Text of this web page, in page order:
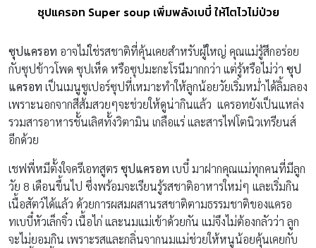
ซุปแครอท Super soup เพิ่มพลังเบบี๋ ให้โตไวไม่ป่วย
ซุปแครอท อาจไม่ใช่รสชาติที่คุ้นเคยสำหรับผู้ใหญ่ คุณแม่รู้สึกอร่อย
กับซุปข้าวโพด ซุปเห็ด หรือซุปมะกะโรนีมากกว่า แต่รู้หรือไม่ว่า ซุป
แครอท เป็นเมนูซูเปอร์ซุปที่เหมาะทำให้ลูกน้อยวัยเริ่มหม่ำได้ลิ้มลอง
เพราะนอกจากสีส้มสวยๆจะช่วยให้ดูน่ากินแล้ว แครอทยังเป็นแหล่ง
รวมสารอาหารชั้นเลิศทั้งวิตามิน เกลือแร่ และสารไฟโตนิวเทรียนส์
อีกด้วย
เชฟพี่หมีตั้งใจครีเอทสูตรซุปแครอท เบบี๋ มาฝากคุณแม่ทุกคนที่มีลูก
วัย 8 เดือนขึ้นไป ซึ่งพร้อมจะเรียนรู้รสชาติอาหารใหม่ๆ และเริ่มกิน
เนื้อสัตว์ได้แล้ว ด้วยการผสมผสานรสชาติตามธรรมชาติของแครอ
ทเบบี๋หัวเล็กจิ๋ว เนื้อไก่ และนมแม่เข้าด้วยกัน แม่จึงไม่ต้องกลัวว่า ลูก
จะไม่ยอมกิน เพราะรสและกลิ่นจากนมแม่ช่วยให้หนูน้อยคุ้นเคยกับ